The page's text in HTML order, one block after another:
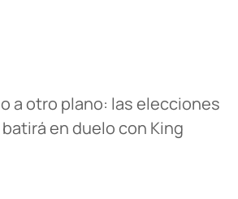
a otro plano: las elecciones
en duelo con King